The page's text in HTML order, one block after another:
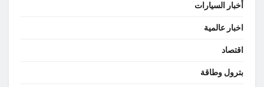
أخبار السيارات
اخبار عالمية
اقتصاد
بترول وطاقة